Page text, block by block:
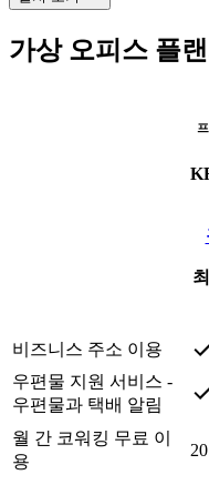
가상 오피스 플
비즈니스 주소 이용
우편물 지원 서비스 -
우편물과 택배 알림
월 간 코워킹 무료 이
용